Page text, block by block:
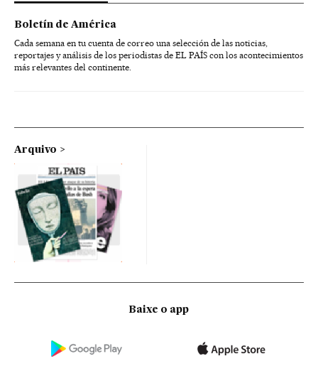
Boletín de América
Cada semana en tu cuenta de correo una selección de las noticias,
reportajes y análisis de los periodistas de EL PAÍS con los acontecimientos
más relevantes del continente.
Arquivo
Baixe o app